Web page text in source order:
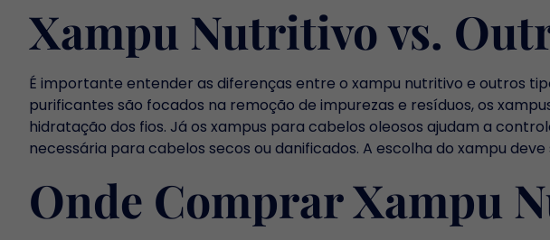
Xampu Nutritivo vs.
É importante entender as diferenças entre o xampu nutritivo e outros
purificantes são focados na remoção de impurezas e resíduos, os
hidratação dos fios. Já os xampus para cabelos oleosos ajudam a
necessária para cabelos secos ou danificados. A escolha do xampu
Onde Comprar Xampu